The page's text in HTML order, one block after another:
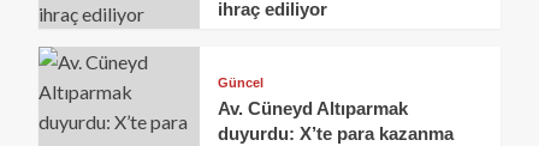
ihraç ediliyor
Güncel
Av. Cüneyd Altıparmak
duyurdu: X’te para kazanma